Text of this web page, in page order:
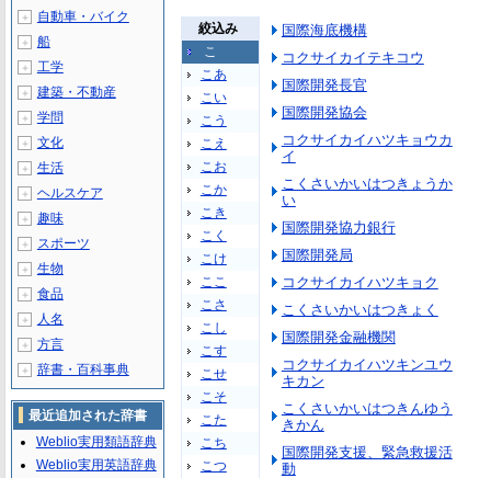
絞込み
こ
こあ
こい
こう
こえ
こお
こか
こき
こく
こけ
ここ
こさ
こし
こす
こせ
こそ
こた
こち
こつ
国際海底機構
コクサイカイテキコウ
国際開発長官
国際開発協会
コクサイカイハツキョウカ
イ
こくさいかいはつきょうか
い
国際開発協力銀行
国際開発局
コクサイカイハツキョク
こくさいかいはつきょく
国際開発金融機関
コクサイカイハツキンユウ
キカン
こくさいかいはつきんゆう
きかん
国際開発支援、緊急救援活
動
＋ 自動車・バイク
＋ 船
＋ 工学
＋ 建築・不動産
＋ 学問
＋ 文化
＋ 生活
＋ ヘルスケア
＋ 趣味
＋ スポーツ
＋ 生物
＋ 食品
＋ 人名
＋ 方言
＋ 辞書・百科事典
最近追加された辞書
Weblio実用類語辞典
Weblio実用英語辞典